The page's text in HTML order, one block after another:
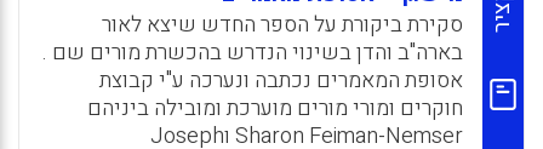
סקירת ביקורת על הספר החדש שיצא לאור
בארה"ב והדן בשינוי הנדרש בהכשרת מורים שם .
אסופת המאמרים נכתבה ונערכה ע"י קבוצת
חוקרים ומורי מורים מוערכת ומובילה ביניהם
Sharon Feiman-Nemser וJoseph